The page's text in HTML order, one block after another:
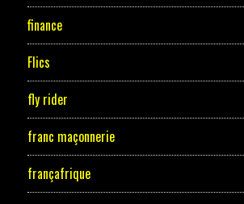
finance
Flics
fly rider
franc maçonnerie
françafrique